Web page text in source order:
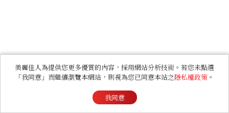
美麗佳人為提供您更多優質的內容，採用網站分析技術。若您未點選
「我同意」而繼續瀏覽本網站，則視為您已同意本站之隱私權政策 。
我同意